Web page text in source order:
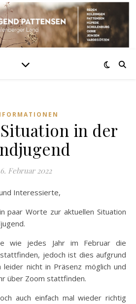
in der
6. Februar 2022
Interessierte,
paar Worte zur aktuellen Situation
wie jedes Jahr im Februar die
jedoch ist dies aufgrund
nicht in Präsenz möglich und
über Zoom stattfinden.
auch einfach mal wieder richtig